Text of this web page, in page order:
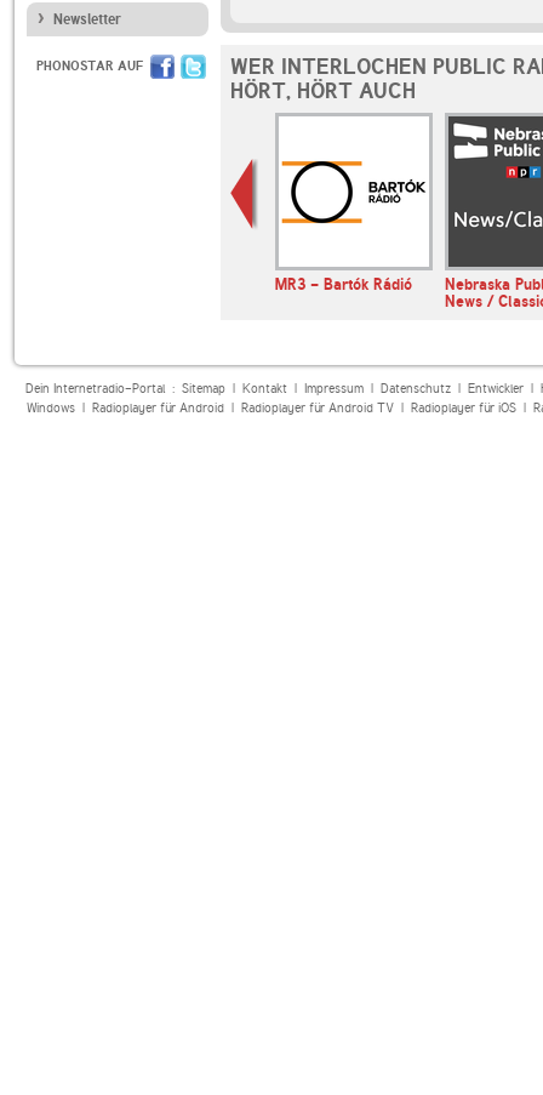
Newsletter
PHONOSTAR AUF
WER INTERLOCHEN PUBLIC
HÖRT, HÖRT AUCH
MR3 - Bartók Rádió
Nebraska
News /
Dein Internetradio-Portal : Sitemap| Kontakt| Impressum| Datenschutz| Entwickler|
Windows| Radioplayer für Android| Radioplayer für Android TV| Radioplayer für iOS|